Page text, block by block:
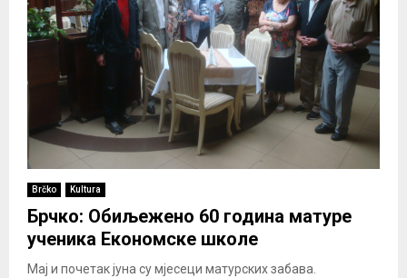
Brčko Kultura
Брчко: Обиљежено 60 година матуре
ученика Економске школе
Мај и почетак јуна су мјесеци матурских забава.